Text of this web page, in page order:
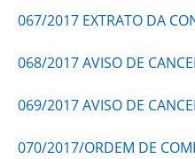
067/2017 EXTRATO DA
068/2017 AVISO DE
069/2017 AVISO DE
070/2017/ORDEM DE